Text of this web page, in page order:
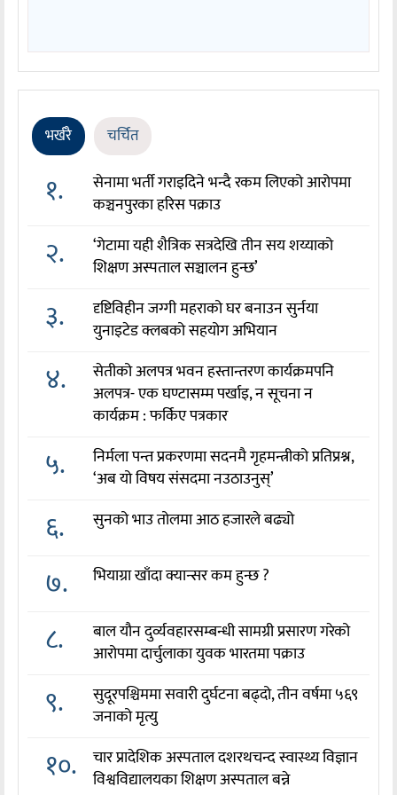
भर्खरै चर्चित
१.
सेनामा भर्ती गराइदिने भन्दै रकम लिएको आरोपमा
कञ्चनपुरका हरिस पक्राउ
२.
‘गेटामा यही शैत्रिक सत्रदेखि तीन सय शय्याको
शिक्षण अस्पताल सञ्चालन हुन्छ’
३.
दृष्टिविहीन जग्गी महराको घर बनाउन सुर्नया
युनाइटेड क्लबको सहयोग अभियान
४.
सेतीको अलपत्र भवन हस्तान्तरण कार्यक्रमपनि
अलपत्र- एक घण्टासम्म पर्खाइ, न सूचना न
कार्यक्रम : फर्किए पत्रकार
५.
निर्मला पन्त प्रकरणमा सदनमै गृहमन्त्रीको प्रतिप्रश्न,
‘अब यो विषय संसदमा नउठाउनुस्’
६. सुनको भाउ तोलमा आठ हजारले बढ्यो
७. भियाग्रा खाँदा क्यान्सर कम हुन्छ ?
८.
बाल यौन दुर्व्यवहारसम्बन्धी सामग्री प्रसारण गरेको
आरोपमा दार्चुलाका युवक भारतमा पक्राउ
९.
सुदूरपश्चिममा सवारी दुर्घटना बढ्दो, तीन वर्षमा ५६९
जनाको मृत्यु
१०.
चार प्रादेशिक अस्पताल दशरथचन्द स्वास्थ्य विज्ञान
विश्वविद्यालयका शिक्षण अस्पताल बन्ने